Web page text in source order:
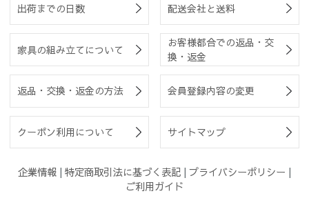
出荷までの日数 配送会社と送料
家具の組み立てについて
お客様都合での返品・交
換・返金
返品・交換・返金の方法 会員登録内容の変更
クーポン利用について サイトマップ
企業情報 | 特定商取引法に基づく表記 | プライバシーポリシー |
ご利用ガイド